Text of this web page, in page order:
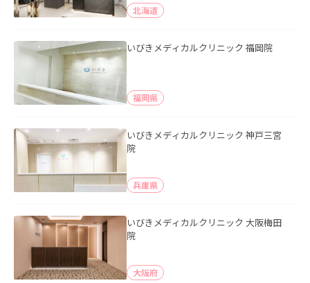
北海道
いびきメディカルクリニック 福岡院
福岡県
いびきメディカルクリニック 神戸三宮
院
兵庫県
いびきメディカルクリニック 大阪梅田
院
大阪府